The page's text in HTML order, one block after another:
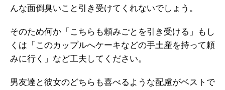
んな面倒臭いこと引き受けてくれないでしょう。
そのため何か「こちらも頼みごとを引き受ける」もし
くは「このカップルへケーキなどの手土産を持って頼
みに行く」など工夫してください。
男友達と彼女のどちらも喜べるような配慮がベストで